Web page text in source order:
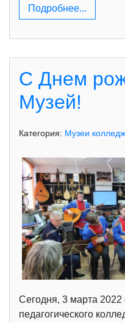
Подробнее...
С Днем
Музей!
Категория: Музеи
Сегодня, 3 марта 2022
педагогического